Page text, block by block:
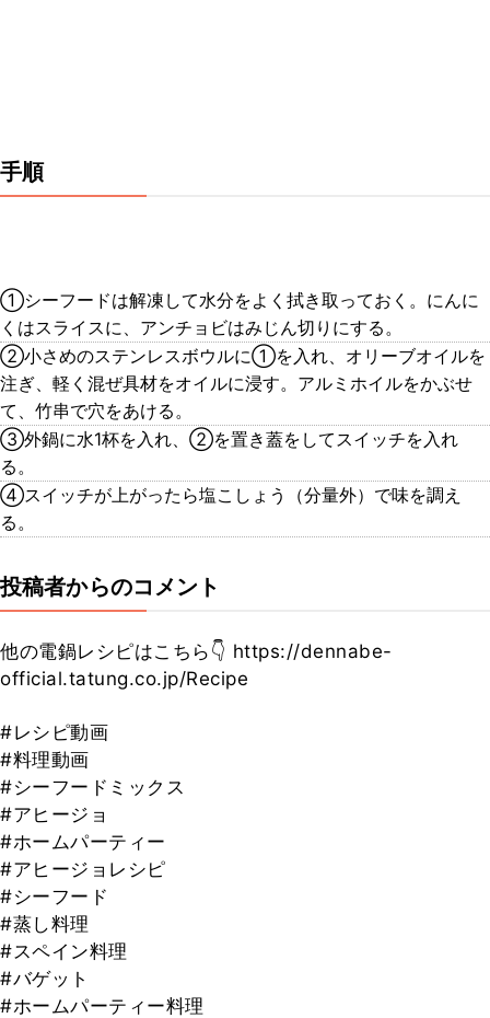
手順
①シーフードは解凍して水分をよく拭き取っておく。にんに
くはスライスに、アンチョビはみじん切りにする。
②小さめのステンレスボウルに①を入れ、オリーブオイルを
注ぎ、軽く混ぜ具材をオイルに浸す。アルミホイルをかぶせ
て、竹串で穴をあける。
③外鍋に水1杯を入れ、②を置き蓋をしてスイッチを入れ
る。
④スイッチが上がったら塩こしょう（分量外）で味を調え
る。
投稿者からのコメント
他の電鍋レシピはこちら👇 https://dennabe-
official.tatung.co.jp/Recipe
#レシピ動画
#料理動画
#シーフードミックス
#アヒージョ
#ホームパーティー
#アヒージョレシピ
#シーフード
#蒸し料理
#スペイン料理
#バゲット
#ホームパーティー料理